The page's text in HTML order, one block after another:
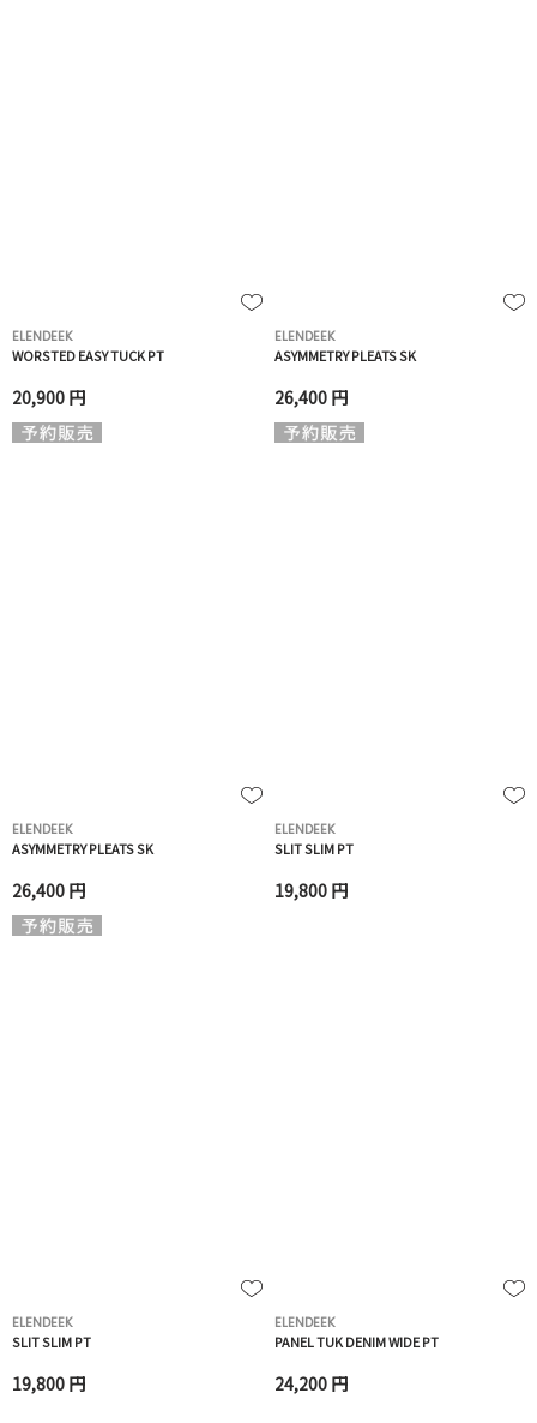
ELENDEEK
WORSTED EASY TUCK PT
20,900 円
ELENDEEK
ASYMMETRY PLEATS SK
26,400 円
ELENDEEK
ASYMMETRY PLEATS SK
26,400 円
ELENDEEK
SLIT SLIM PT
19,800 円
ELENDEEK
SLIT SLIM PT
19,800 円
ELENDEEK
PANEL TUK DENIM WIDE PT
24,200 円